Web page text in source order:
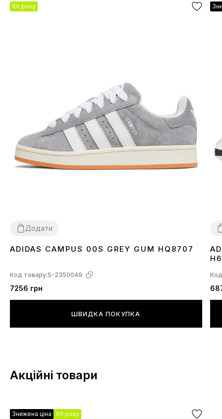
Хіт року
Додати
36 3738 394041 4344 45
ADIDAS CAMPUS 00S GREY GUM HQ8707
Код товару:S-2350049
7256 грн
ШВИДКА ПОКУПКА
Акційні товари
Знижена ціна Хіт року